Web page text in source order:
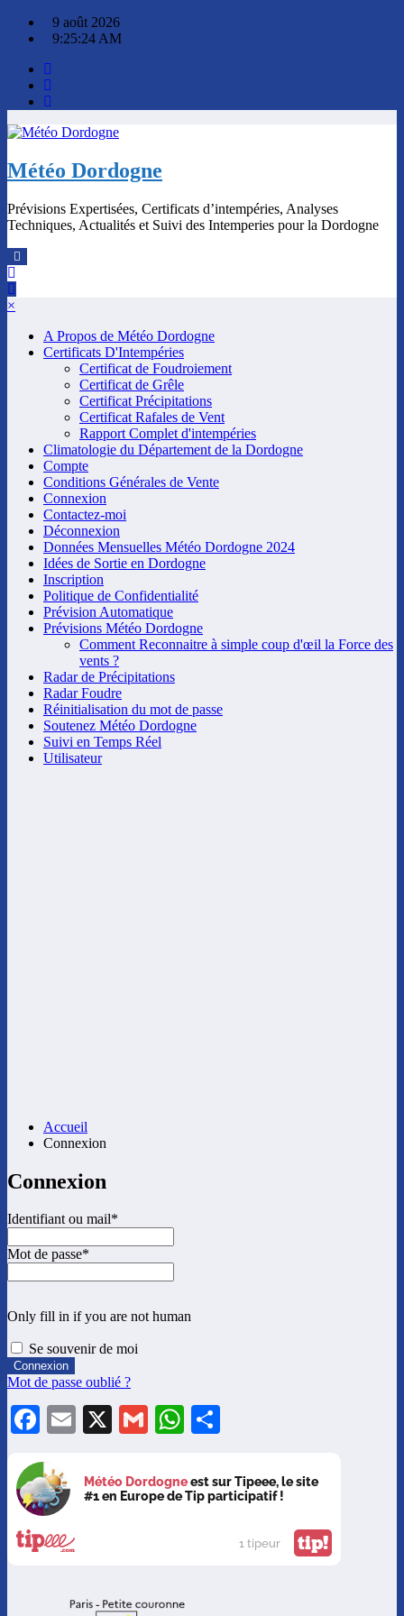
Aller
9 août 2026
9:25:24 AM
Météo Dordogne
Prévisions Expertisées, Certificats d’intempéries, Analyses
Techniques, Actualités et Suivi des Intemperies pour la Dordogne
×
A Propos de Météo Dordogne
Certificats D'Intempéries
Certificat de Foudroiement
Certificat de Grêle
Certificat Précipitations
Certificat Rafales de Vent
Rapport Complet d'intempéries
Climatologie du Département de la Dordogne
Compte
Conditions Générales de Vente
Connexion
Contactez-moi
Déconnexion
Données Mensuelles Météo Dordogne 2024
Idées de Sortie en Dordogne
Inscription
Politique de Confidentialité
Prévision Automatique
Prévisions Météo Dordogne
Comment Reconnaitre à simple coup d'œil la Force des
vents ?
Radar de Précipitations
Radar Foudre
Réinitialisation du mot de passe
Soutenez Météo Dordogne
Suivi en Temps Réel
Utilisateur
Accueil
Connexion
Connexion
Identifiant ou mail*
Mot de passe*
Only fill in if you are not human
Se souvenir de moi
Mot de passe oublié ?
Facebook
Email
X GmailWhatsApp
Météo Dordogneest sur Tipeee, le site
#1 en Europe de Tip participatif !
1 tipeur tip!